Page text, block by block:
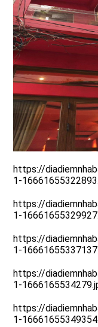
https://
1-
https://
1-
https://
1-
https://
1-
https://
1-